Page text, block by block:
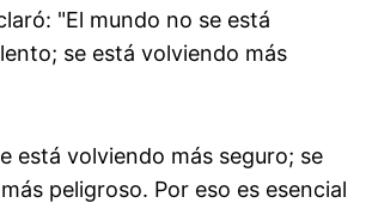
"El mundo no se está
se está volviendo más
está volviendo más seguro; se
peligroso. Por eso es esencial